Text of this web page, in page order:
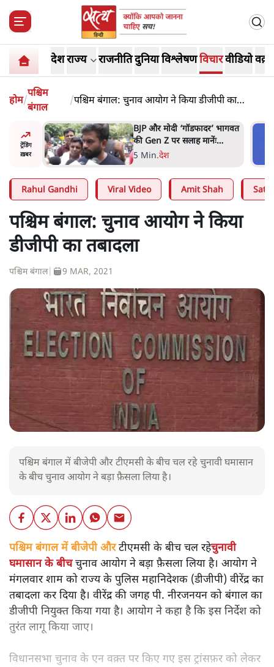
देशराज्य राजनीतिदुनियाविश्लेषणविचारवीडियो
होम/
पश्चिम
बंगाल
/पश्चिम बंगाल: चुनाव आयोग ने किया डीजीपी का
ट्रेंडिंग
ख़बर
पूरी दाल
कर
BJP और मोदी ‘गॉडफादर’ भागवत
की Gen Z पर सलाह मानेंः
अभिजीत दिपके
5 Min.देश
Rahul Gandhi Viral Video Amit Shah
पश्चिम बंगाल: चुनाव आयोग ने किया
डीजीपी का तबादला
पश्चिम बंगाल| 9 MAR, 2021
पश्चिम बंगाल में बीजेपी और टीएमसी के बीच चल रहे चुनावी घमासान
के बीच चुनाव आयोग ने बड़ा फ़ैसला लिया है।
पश्चिम बंगाल में बीजेपी औरटीएमसी के बीच चल रहेचुनावी
घमासान के बीचचुनाव आयोग ने बड़ा फ़ैसला लिया है। आयोग ने
मंगलवार शाम को राज्य के पुलिस महानिदेशक (डीजीपी) वीरेंद्र का
तबादला कर दिया है। वीरेंद्र की जगह पी. नीरजनयन को बंगाल का
डीजीपी नियुक्त किया गया है। आयोग ने कहा है कि इस निर्देश को
तुरंत लागू किया जाए।
विधानसभा चुनाव के एन वक़्त पर किए गए इस ट्रांसफ़र को लेकर